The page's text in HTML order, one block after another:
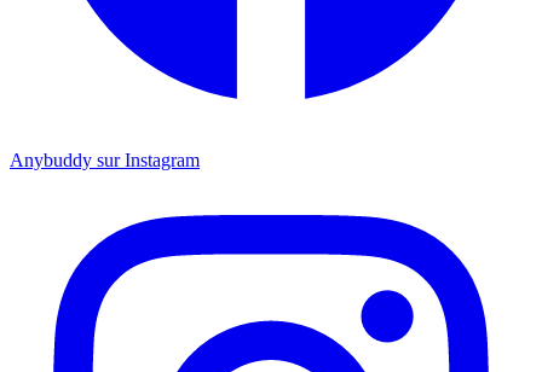
Anybuddy sur Instagram